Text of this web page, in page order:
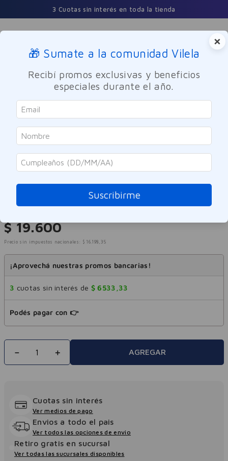
3 Cuotas sin interés en toda la tienda
Buscar
Perfumes y Fragancias Hombres
Kevin
Perfume Hombre Kevin Spirit EDT
60ml
Referencia:7013120
$ 19.600
Precio sin impuestos nacionales: $ 16.198 , 35
¡Aprovechá nuestras promos bancarias!
3 cuotas sin interés de $ 6533 ,33
Podés pagar con 👉
＋
－ AGREGAR
Cuotas sin interés
Ver medios de pago
Envios a todo el pais
Ver todos las opciones de envio
Retiro gratis en sucursal
Ver todas las sucursales disponibles
×
🎁 Sumate a la comunidad Vilela
Recibí promos exclusivas y beneficios
especiales durante el año.
Suscribirme